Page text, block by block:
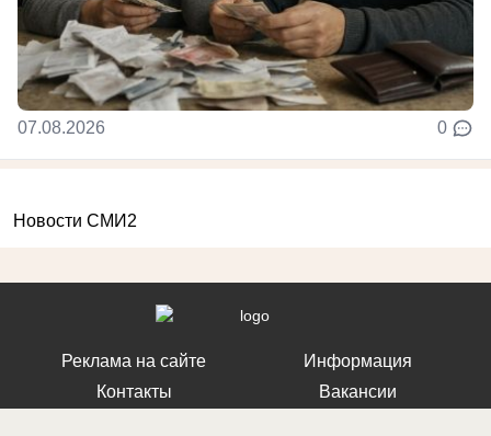
07.08.2026 0
Новости СМИ2
Реклама на сайте
Контакты
Информация
Вакансии